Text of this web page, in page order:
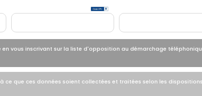
vous inscrivant sur la liste d'opposition au démarchage
ce que ces données soient collectées et traitées selon les